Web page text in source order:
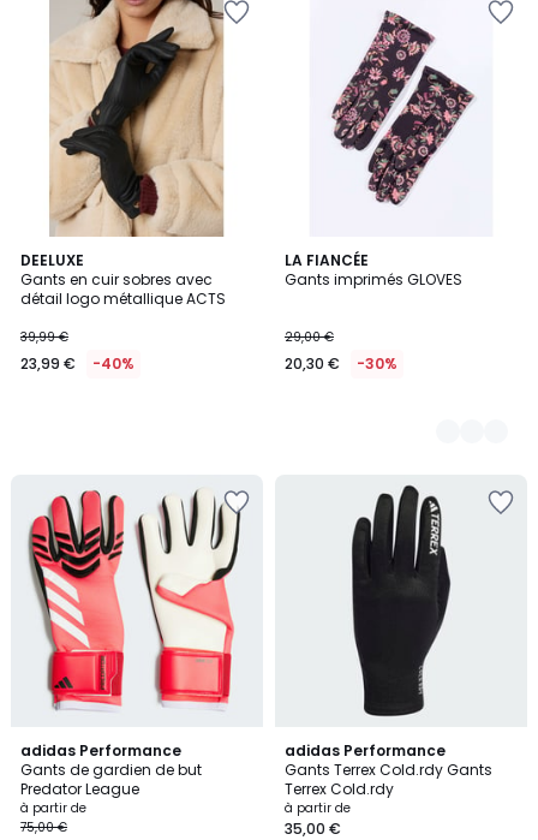
DEELUXE
Gants en cuir sobres avec
détail logo métallique ACTS
€
au
de
réduction
appliquée.
39,99 €
23,99 € -40%
LA FIANCÉE
Gants imprimés GLOVES
29,00 €
20,30 € -30%
3
Couleurs
adidas Performance
Gants de gardien de but
Predator League
à partir de
75,00 €
adidas Performance
Gants Terrex Cold.rdy Gants
Terrex Cold.rdy
à partir de
35,00 €
4,5
/ 5